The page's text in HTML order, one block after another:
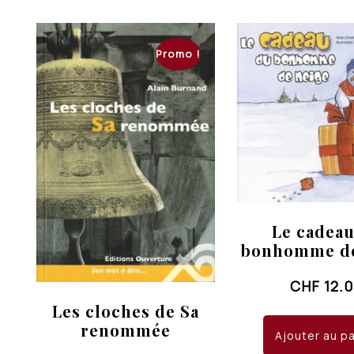
Promo !
Les cloches de Sa
renommée
Le
bonhomme
CHF
Ajouter au